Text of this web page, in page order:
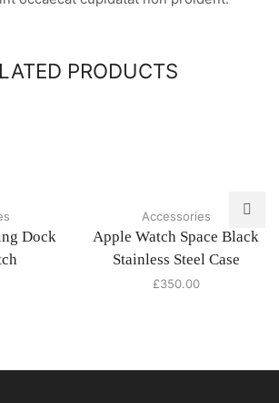
PRODUCTS
Dock
Accessories
Apple Watch Space Black
Stainless Steel Case
£350.00